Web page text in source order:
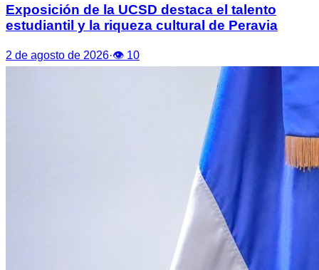
Exposición de la UCSD destaca el talento
estudiantil y la riqueza cultural de Peravia
2 de agosto de 2026·👁 10